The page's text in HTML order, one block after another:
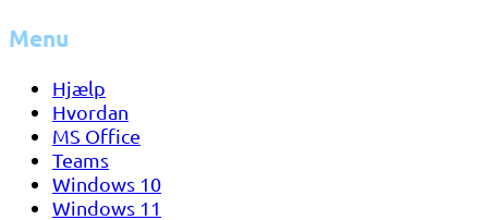
Menu
Hjælp
Hvordan
MS Office
Teams
Windows 10
Windows 11